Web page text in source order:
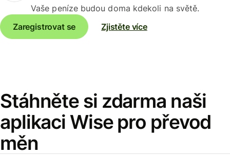
Vaše peníze budou doma kdekoli na světě.
Zaregistrovat se
Zjistěte více
Stáhněte si zdarma naši
aplikaci Wise pro převod
měn